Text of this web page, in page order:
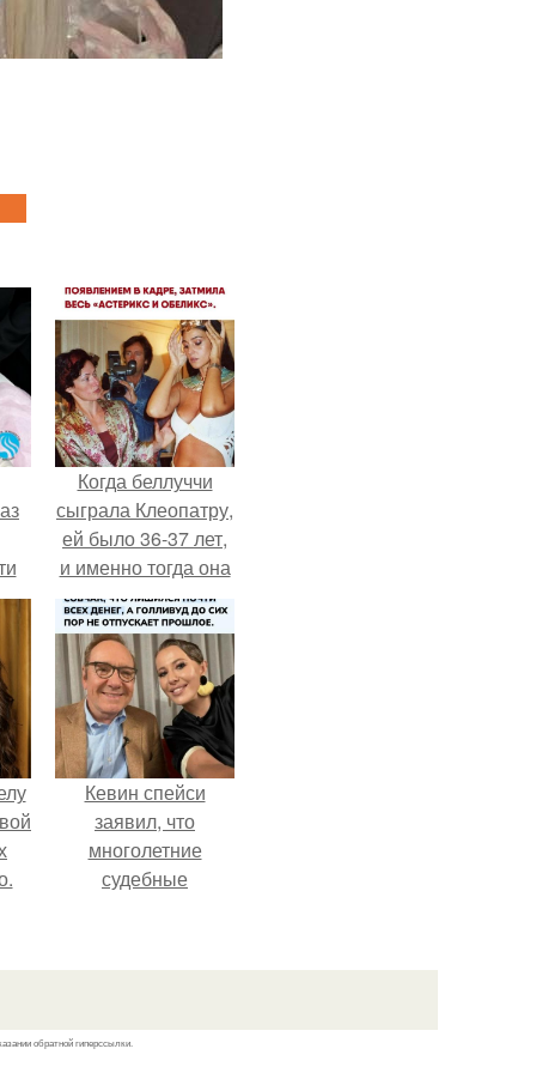
-
Когда беллуччи
сыграла Клеопатру,
ей было 36-37 лет,
и именно тогда она
находилась на
вершине карьеры.
Кевин спейси
заявил, что
многолетние
судебные
уничтожили его
обратной гиперссылки.